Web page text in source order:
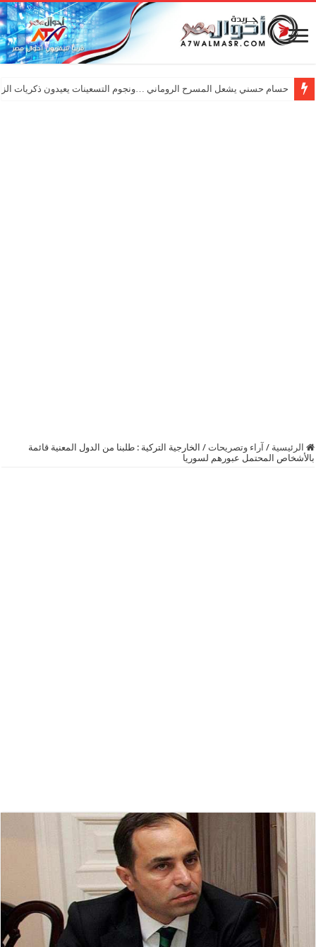
حسام حسني يشعل المسرح الروماني …ونجوم التسعينات يعيدون ذكريات
الرئيسية / آراء وتصريحات / الخارجية التركية : طلبنا من الدول المعنية قائمة
بالأشخاص المحتمل عبورهم لسوريا